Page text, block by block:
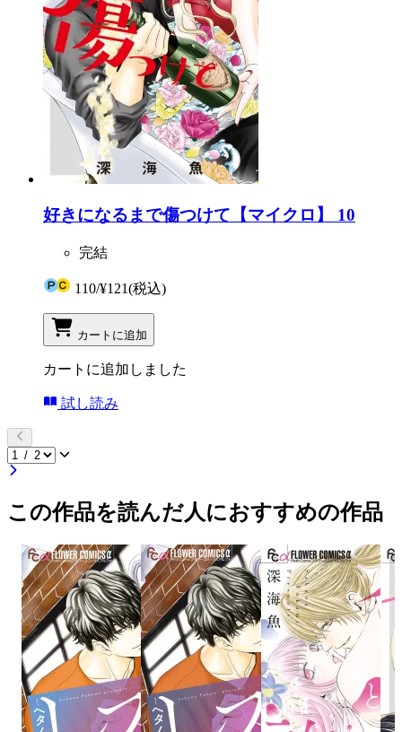
好きになるまで傷つけて【マイクロ】 10
完結
110/¥121(税込)
カートに追加
カートに追加しました
試し読み
この作品を読んだ人におすすめの作品